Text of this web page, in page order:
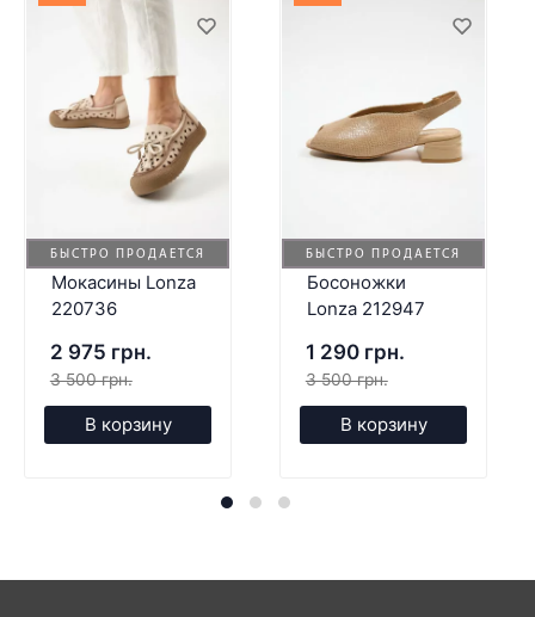
БЫСТРО ПРОДАЕТСЯ
Мокасины Lonza
220736
2 975 грн.
3 500 грн.
В корзину
БЫСТРО ПРОДАЕТСЯ
Босоножки
Lonza 212947
1 290 грн.
3 500 грн.
В корзину